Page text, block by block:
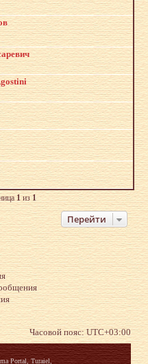
1из1
Перейти
Часовой пояс:UTC+03:00
Portal, Turaiel,